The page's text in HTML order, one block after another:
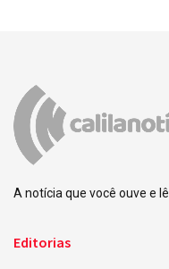
A notícia que você ouve e lê.
Editorias